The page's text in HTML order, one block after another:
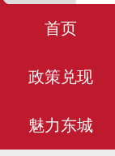
首页
政策兑现
魅力东城